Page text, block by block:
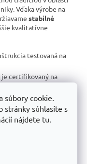
súbory cookie.
stránky súhlasíte s
nájdete tu.
Vďaka výrobe na
stabilné
kvalitatívne
testovaná na
je certifikovaný na
a
, výborné